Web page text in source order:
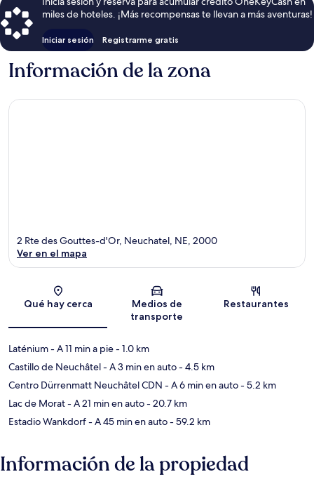
miles de hoteles. ¡Más recompensas te llevan a más aventuras!
Iniciar sesión Registrarme gratis
Información de la zona
Sección del mapa
2 Rte des Gouttes-d'Or, Neuchatel, NE, 2000
Ver en el mapa
Qué hay cerca
Medios de
transporte
Restaurantes
Laténium- A 11 min a pie- 1.0 km
Castillo de Neuchâtel- A 3 min en auto- 4.5 km
Centro Dürrenmatt Neuchâtel CDN - A 6 min en auto- 5.2 km
Lac de Morat- A 21 min en auto- 20.7 km
Estadio Wankdorf- A 45 min en auto- 59.2 km
Información de la propiedad